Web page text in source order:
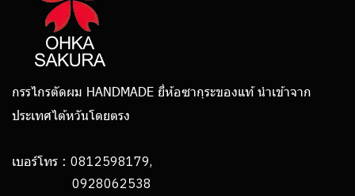
กรรไกรตัดผม HANDMADE ยี่ห้อซากุระของแท้ นำเข้าจาก
ประเทศไต้หวันโดยตรง
เบอร์โทร : 0812598179,
0928062538